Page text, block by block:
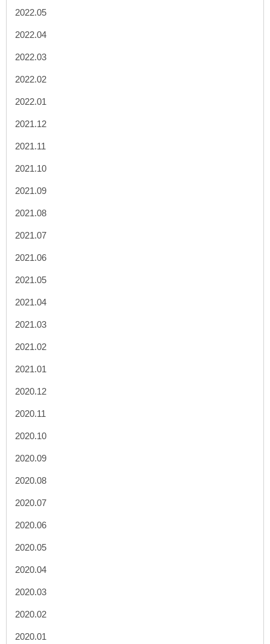
2022.05
2022.04
2022.03
2022.02
2022.01
2021.12
2021.11
2021.10
2021.09
2021.08
2021.07
2021.06
2021.05
2021.04
2021.03
2021.02
2021.01
2020.12
2020.11
2020.10
2020.09
2020.08
2020.07
2020.06
2020.05
2020.04
2020.03
2020.02
2020.01